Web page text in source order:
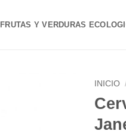
FRUTAS Y VERDURAS
INICIO